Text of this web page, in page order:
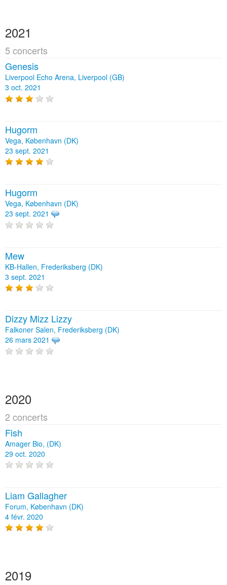
2021
5 concerts
Genesis
Liverpool Echo Arena, Liverpool (GB)
3 oct. 2021
Hugorm
Vega, København (DK)
23 sept. 2021
Hugorm
Vega, København (DK)
23 sept. 2021
Mew
KB-Hallen, Frederiksberg (DK)
3 sept. 2021
Dizzy Mizz Lizzy
Falkoner Salen, Frederiksberg (DK)
26 mars 2021
2020
2 concerts
Fish
Amager Bio, (DK)
29 oct. 2020
Liam Gallagher
Forum, København (DK)
4 févr. 2020
2019